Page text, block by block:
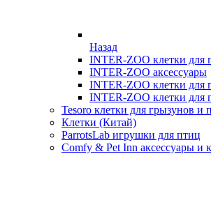
Назад
INTER-ZOO клетки для
INTER-ZOO аксессуары
INTER-ZOO клетки для
INTER-ZOO клетки для
Tesoro клетки для грызунов и
Клетки (Китай)
ParrotsLab игрушки для птиц
Comfy & Pet Inn аксессуары и